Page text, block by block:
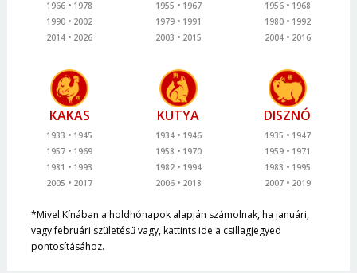
1966
1978
1990
2002
2014
2026
1955
1967
1979
1991
2003
2015
1956
1968
1980
1992
2004
2016
KAKAS
1933
1945
1957
1969
1981
1993
2005
2017
KUTYA
1934
1946
1958
1970
1982
1994
2006
2018
DISZNÓ
1935
1947
1959
1971
1983
1995
2007
2019
*Mivel Kínában a holdhónapok alapján számolnak, ha januári,
vagy februári születésű vagy, kattints ide a csillagjegyed
pontosításához.